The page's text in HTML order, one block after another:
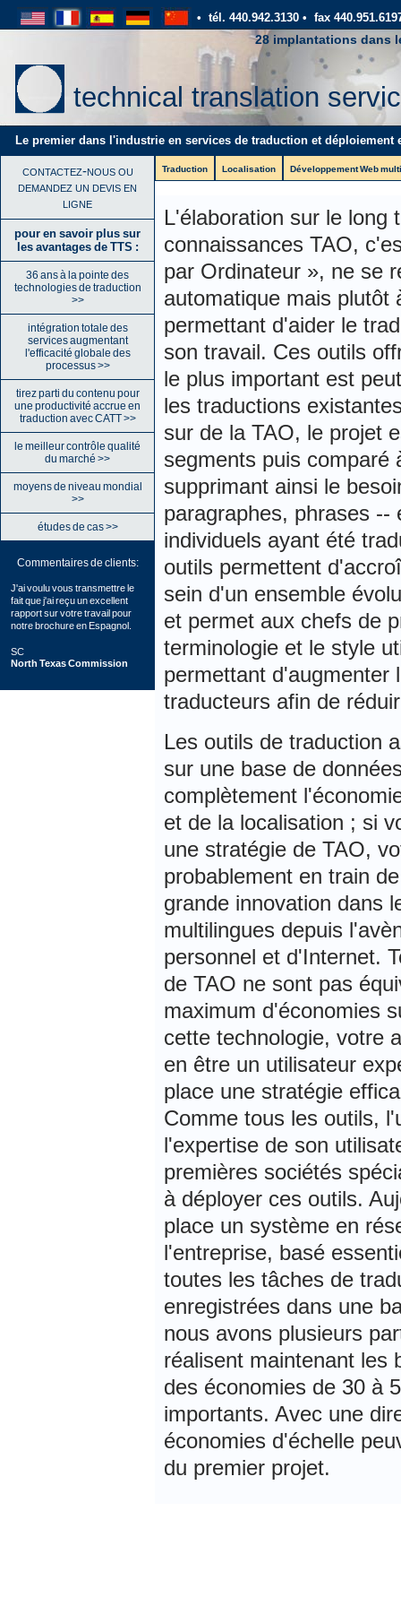
• tél. 440.942.3130 • fax
28 implantations dans
technical translation
Le premier dans l'industrie en services de traduction et déploiement
contactez-nous ou
demandez un devis en
ligne
pour en savoir plus sur
les avantages de TTS :
36 ans à la pointe des
technologies de traduction
>>
intégration totale des
services augmentant
l'efficacité globale des
processus >>
tirez parti du contenu pour
une productivité accrue en
traduction avec CATT >>
le meilleur contrôle qualité
du marché >>
moyens de niveau mondial
>>
études de cas >>
Commentaires de clients:
J'ai voulu vous transmettre le
fait que j'ai reçu un excellent
rapport sur votre travail pour
notre brochure en Espagnol.
SC
North Texas Commission
Traduction Localisation Développement Web
L'élaboration sur le long
connaissances TAO,
par Ordinateur », ne se
automatique mais plutôt
permettant d'aider le
son travail. Ces outils
le plus important est
les traductions
sur de la TAO, le projet
segments puis comparé
supprimant ainsi le
paragraphes, phrases --
individuels ayant été
outils permettent
sein d'un ensemble
et permet aux chefs de
terminologie et le style
permettant d'augmenter
traducteurs afin de
Les outils de traduction
sur une base de
complètement
et de la localisation ; si
une stratégie de TAO,
probablement en train
grande innovation dans
multilingues depuis
personnel et d'Internet.
de TAO ne sont pas
maximum d'économies
cette technologie, votre
en être un utilisateur
place une stratégie
Comme tous les outils,
l'expertise de son
premières sociétés
à déployer ces outils.
place un système en
l'entreprise, basé
toutes les tâches de
enregistrées dans une
nous avons plusieurs
réalisent maintenant les
des économies de 30 à
importants. Avec une
économies d'échelle
du premier projet.